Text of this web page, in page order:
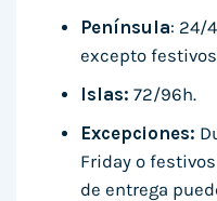
Península: 24/
excepto
Islas: 72/96h.
Excepciones:
Friday o
de entrega